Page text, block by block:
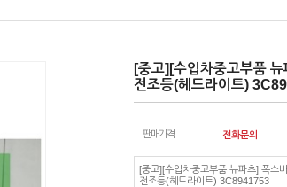
[중고][수입차중고부품
전조등(헤드라이트)
판매가격 전화문의
[중고][수입차중고부품 뉴파츠] 폭스
전조등(헤드라이트) 3C8941753